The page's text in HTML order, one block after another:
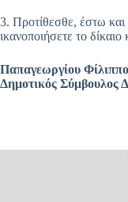
3. Προτίθεσθε, έστω
ικανοποιήσετε το
Παπαγεωργίου
Δημοτικός Σύμβουλος